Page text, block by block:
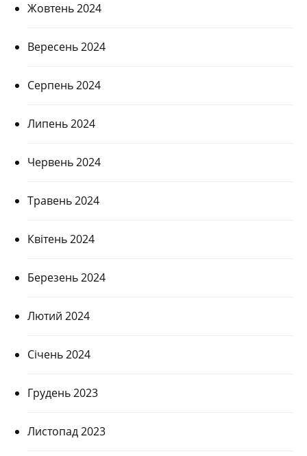
Жовтень 2024
Вересень 2024
Серпень 2024
Липень 2024
Червень 2024
Травень 2024
Квітень 2024
Березень 2024
Лютий 2024
Січень 2024
Грудень 2023
Листопад 2023